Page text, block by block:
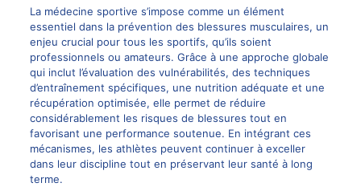
La médecine sportive s’impose comme un élément
essentiel dans la prévention des blessures musculaires, un
enjeu crucial pour tous les sportifs, qu’ils soient
professionnels ou amateurs. Grâce à une approche globale
qui inclut l’évaluation des vulnérabilités, des techniques
d’entraînement spécifiques, une nutrition adéquate et une
récupération optimisée, elle permet de réduire
considérablement les risques de blessures tout en
favorisant une performance soutenue. En intégrant ces
mécanismes, les athlètes peuvent continuer à exceller
dans leur discipline tout en préservant leur santé à long
terme.